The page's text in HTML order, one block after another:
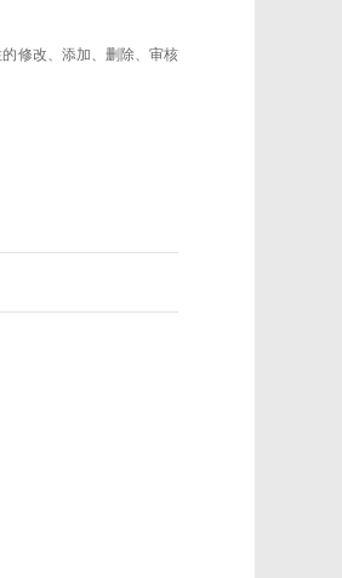
修改、添加、删除、审核